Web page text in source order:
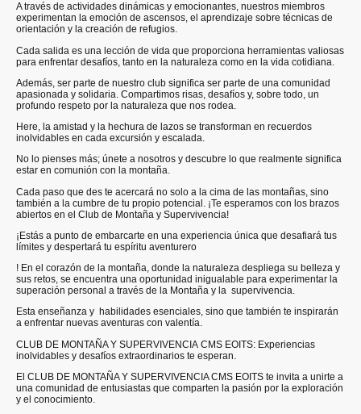
A través de actividades dinámicas y emocionantes, nuestros miembros
experimentan la emoción de ascensos, el aprendizaje sobre técnicas de
orientación y la creación de refugios.
Cada salida es una lección de vida que proporciona herramientas valiosas
para enfrentar desafíos, tanto en la naturaleza como en la vida cotidiana.
Además, ser parte de nuestro club significa ser parte de una comunidad
apasionada y solidaria. Compartimos risas, desafíos y, sobre todo, un
profundo respeto por la naturaleza que nos rodea.
Here, la amistad y la hechura de lazos se transforman en recuerdos
inolvidables en cada excursión y escalada.
No lo pienses más; únete a nosotros y descubre lo que realmente significa
estar en comunión con la montaña.
Cada paso que des te acercará no solo a la cima de las montañas, sino
también a la cumbre de tu propio potencial. ¡Te esperamos con los brazos
abiertos en el Club de Montaña y Supervivencia!
¡Estás a punto de embarcarte en una experiencia única que desafiará tus
límites y despertará tu espíritu aventurero
! En el corazón de la montaña, donde la naturaleza despliega su belleza y
sus retos, se encuentra una oportunidad inigualable para experimentar la
superación personal a través de la Montaña y la supervivencia.
Esta enseñanza y habilidades esenciales, sino que también te inspirarán
a enfrentar nuevas aventuras con valentía.
CLUB DE MONTAÑA Y SUPERVIVENCIA CMS EOITS: Experiencias
inolvidables y desafíos extraordinarios te esperan.
El CLUB DE MONTAÑA Y SUPERVIVENCIA CMS EOITS te invita a unirte a
una comunidad de entusiastas que comparten la pasión por la exploración
y el conocimiento.